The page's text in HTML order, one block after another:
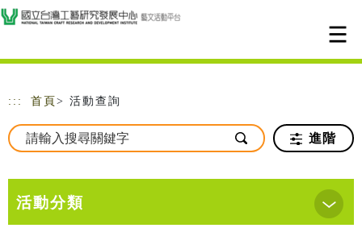
跳到主要內容
網站導覽
::: 首頁 > 活動查詢
進階
活動分類